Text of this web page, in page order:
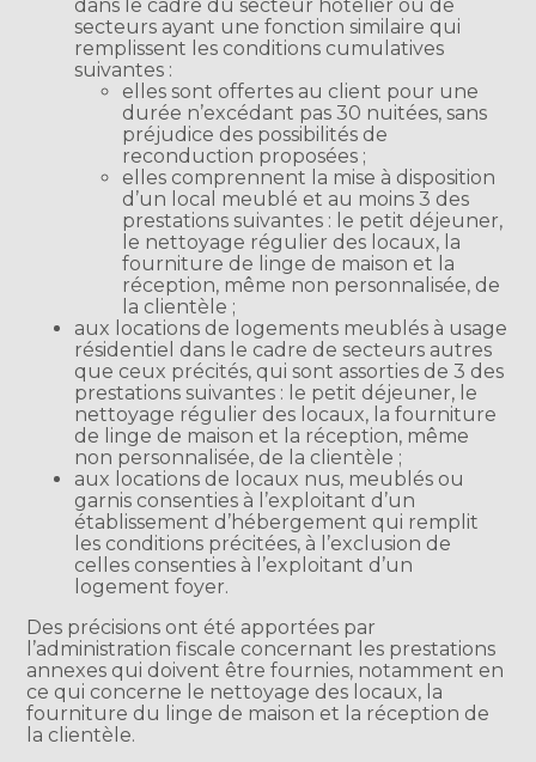
dans le cadre du secteur hôtelier ou de
secteurs ayant une fonction similaire qui
remplissent les conditions cumulatives
suivantes :
elles sont offertes au client pour une
durée n’excédant pas 30 nuitées, sans
préjudice des possibilités de
reconduction proposées ;
elles comprennent la mise à disposition
d’un local meublé et au moins 3 des
prestations suivantes : le petit déjeuner,
le nettoyage régulier des locaux, la
fourniture de linge de maison et la
réception, même non personnalisée, de
la clientèle ;
aux locations de logements meublés à usage
résidentiel dans le cadre de secteurs autres
que ceux précités, qui sont assorties de 3 des
prestations suivantes : le petit déjeuner, le
nettoyage régulier des locaux, la fourniture
de linge de maison et la réception, même
non personnalisée, de la clientèle ;
aux locations de locaux nus, meublés ou
garnis consenties à l’exploitant d’un
établissement d’hébergement qui remplit
les conditions précitées, à l’exclusion de
celles consenties à l’exploitant d’un
logement foyer.
Des précisions ont été apportées par
l’administration fiscale concernant les prestations
annexes qui doivent être fournies, notamment en
ce qui concerne le nettoyage des locaux, la
fourniture du linge de maison et la réception de
la clientèle.